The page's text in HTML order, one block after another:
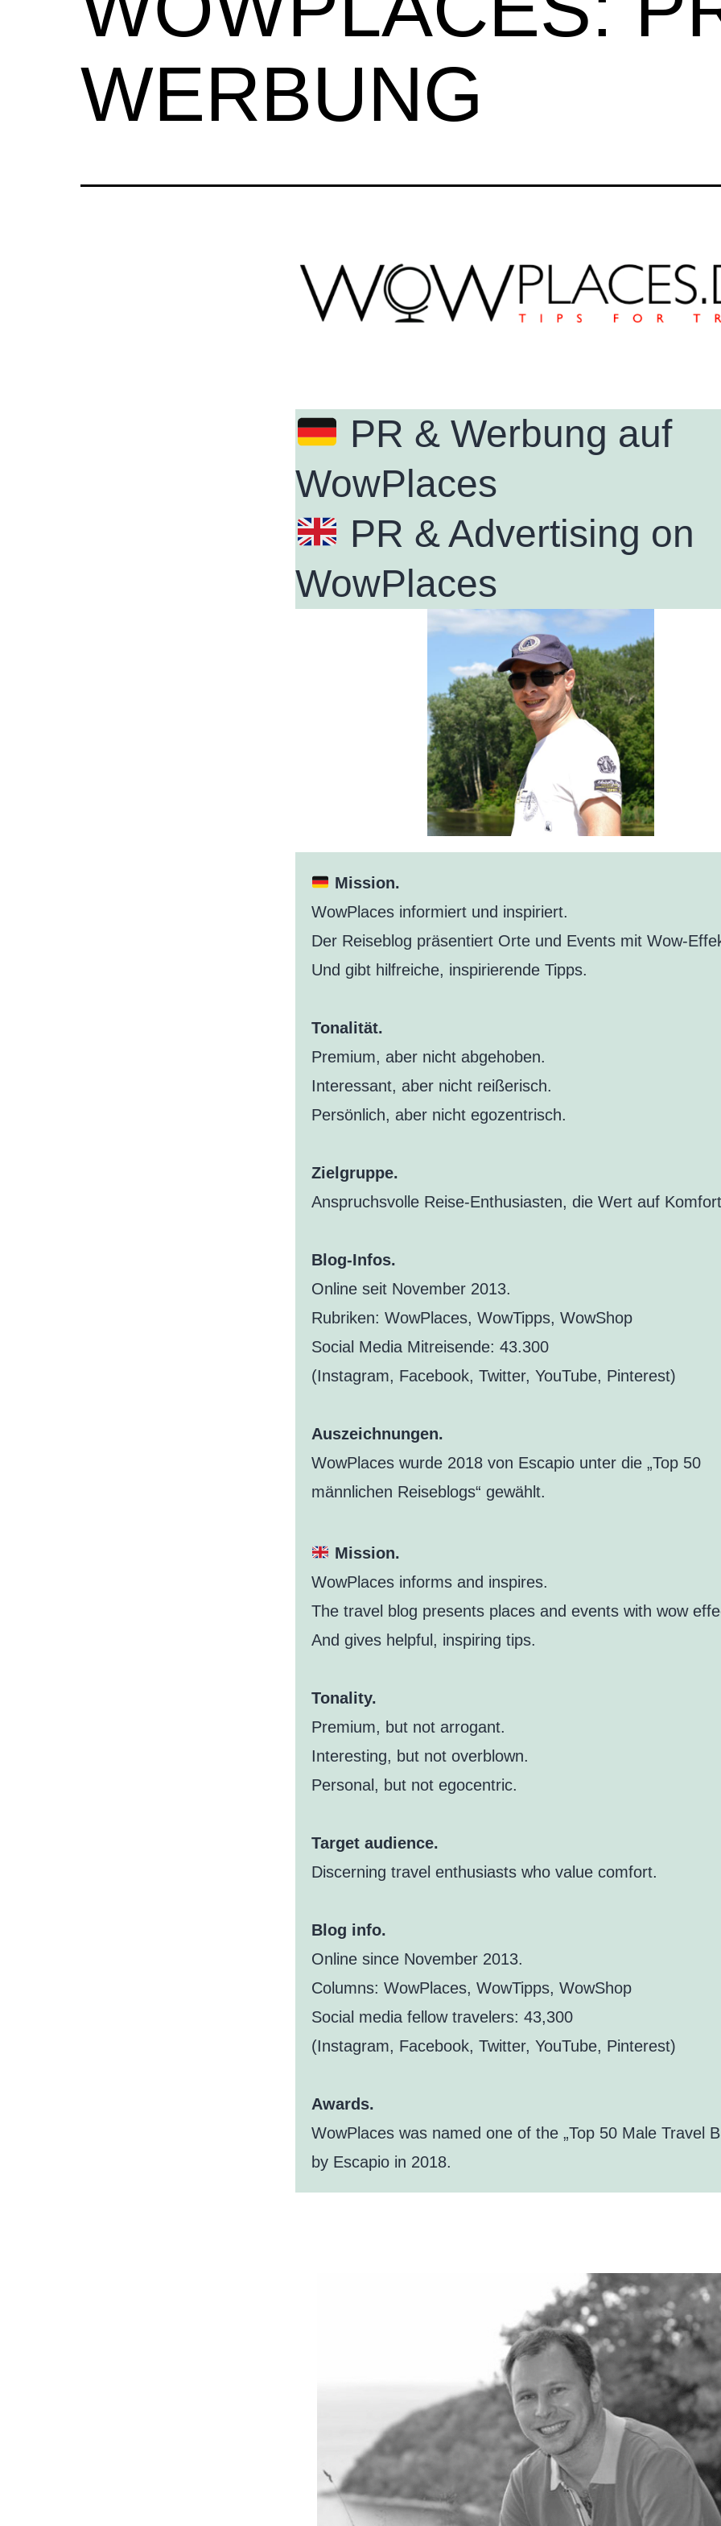
WERBUNG
PR & Werbung auf
WowPlaces
PR & Advertising on
WowPlaces
Mission.
WowPlaces informiert und inspiriert.
Der Reiseblog präsentiert Orte und Events mit Wow-
Und gibt hilfreiche, inspirierende Tipps.
Tonalität.
Premium, aber nicht abgehoben.
Interessant, aber nicht reißerisch.
Persönlich, aber nicht egozentrisch.
Zielgruppe.
Anspruchsvolle Reise-Enthusiasten, die Wert auf
Blog-Infos.
Online seit November 2013.
Rubriken: WowPlaces, WowTipps, WowShop
Social Media Mitreisende: 43.300
(Instagram, Facebook, Twitter, YouTube, Pinterest)
Auszeichnungen.
WowPlaces wurde 2018 von Escapio unter die „Top 50
männlichen Reiseblogs“ gewählt.
Mission.
WowPlaces informs and inspires.
The travel blog presents places and events with wow
And gives helpful, inspiring tips.
Tonality.
Premium, but not arrogant.
Interesting, but not overblown.
Personal, but not egocentric.
Target audience.
Discerning travel enthusiasts who value comfort.
Blog info.
Online since November 2013.
Columns: WowPlaces, WowTipps, WowShop
Social media fellow travelers: 43,300
(Instagram, Facebook, Twitter, YouTube, Pinterest)
Awards.
WowPlaces was named one of the „Top 50 Male Travel
by Escapio in 2018.